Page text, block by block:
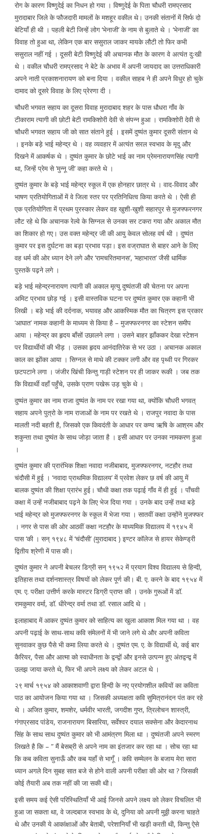
रोग के कारण विष्णुदेई का निधन हो गया । विष्णुदेई के पिता चौधरी रामप्रसाद
मुरादाबार जिले के फौजदारी मामलों के मशहूर वकील थे। उनकी संतानों में सिर्फ दो
बेटियाँ ही थी । पहली बेटी जिन्हें लोग ‘भेनाजी’ के नाम से बुलाते थे । ‘भेनाजी’ का
विवाह तो हुआ था, लेकिन एक बार ससुराल जाकर मायके लौटी तो फिर कभी
ससुराल नहीं गई । दूसरी बेटी विष्णुदेई की अचानक मौत के कारण वे अत्यंत दुःखी
थे । वकील चौधरी रामप्रसाद ने बेटे के अभाव में अपनी जायदाद का उत्तराधिकारी
अपने नाती प्रकाशनारायण को बना दिया । वकील साहब ने ही अपने विधुर हो चुके
दामाद को दूसरे विवाह के लिए प्रेरणा दी ।
चौधरी भगवत सहाय का दूसरा विवाह मुरादाबाद शहर के पास धौधरा गाँव के
टीकाराम त्यागी की छोटी बेटी रामकिशोरी देवी से संपन्न हुआ । रामकिशोरी देवी से
चौधरी भगवत सहाय जी को सात संताने हुई । इसमें दुष्यंत कुमार दूसरी संतान थे
। इनके बड़े भाई महेन्द्र थे । वह व्यवहार में अत्यंत सरल स्वभाव के मृदु और
दिखने में आकर्षक थे । दुष्यंत कुमार के छोटे भाई का नाम प्रेमनारायणसिंह त्यागी
था, जिन्हें प्रेम से ‘मुन्नू जी’ कहा करते थे ।
दुष्यंत कुमार के बड़े भाई महेन्द्र स्कूल में एक होनहार छात्र थे । वाद-विवाद और
भाषण प्रतियोगिताओं में वे जिला स्तर पर प्रतिनिधित्व किया करते थे । ऐसी ही
एक प्रतियोगिता में प्रथम पुरस्कार लेकर वह खुशी-खुशी सहारपुर से मुजफ्फरनगर
लौट रहे थे कि अचानक रेल्वे के सिग्नल से उनका सर टकरा गया और अकाल मौत
का शिकार हो गए। उस वक्त महेन्द्र जी की आयु केवल सोलह वर्ष थी । दुष्यंत
कुमार पर इस दुर्घटना का बड़ा प्रभाव पड़ा। इस वज्राघात से बाहर आने के लिए
वह धर्म की ओर ध्यान देने लगे और ‘रामचरितमानस’, ‘महाभारत’ जैसी धार्मिक
पुस्तकें पढ़ने लगे ।
बड़े भाई महेन्द्रनारायण त्यागी की अकाल मृत्यु दुष्यंतजी की चेतना पर अपना
अमिट प्रभाव छोड़ गई । इसी वास्तविक घटना पर दुष्यंत कुमार एक कहानी भी
लिखी । बड़े भाई की दर्दनाक, भयावह और आकस्मिक मौत का चित्रण इस प्रकार
‘आघात’ नामक कहानी के माध्यम से किया है – मुजफ्फरनगर का स्टेशन समीप
आया । महेन्द्र का हृदय बाँसों उछालने लगा । उसने बाहर झाँककर देखा स्टेशन
पर विद्यार्थीयों की भीड़ । उसका हृदय आनंदातिरेक से भर उठा । अचानक अकाल
काल का झोंका आया । सिग्नल से माथे की टक्कर लगी और वह पृथ्वी पर गिरकर
छटपटाने लगा । जंजीर खिंची किन्तु गाड़ी स्टेशन पर ही जाकर रूकी । जब तक
कि विद्यार्थी वहाँ पहुँचे, उसके प्राण पखेरू उड़ चुके थे ।
दुष्यंत कुमार का नाम राजा दुष्यंत के नाम पर रखा गया था, क्योंकि चौधरी भगवत्
सहाय अपने पुत्रो के नाम राजाओं के नाम पर रखते थे । राजपुर नवादा के पास
मालती नदी बहती है, जिसको एक किवदंती के आधार पर कण्व ऋषि के आश्रम और
शकुन्ता तथा दुष्यंत के साथ जोड़ा जाता है । इसी आधार पर उनका नामकरण हुआ
।
दुष्यंत कुमार की प्रारंभिक शिक्षा नवादा नजीबाबाद, मुजफ्फरनगर, नटहौर तथा
चंदौसी में हुई । ‘नवादा प्राथमिक विद्यालय’ में प्रवेश लेकर छ वर्ष की आयु में
बालक दुष्यंत की शिक्षा प्रारंभ हुई। चौथी कक्षा तक पढ़ाई गाँव में ही हुई । पाँचवी
कक्षा में उन्हें नजीबाबाद पढ़ने के लिए भेज दिया गया । उनके बाद उन्हें तथा बड़े
भाई महेन्द्र को मुजफ्फरनगर के स्कूल में भेजा गया । सातवीं कक्षा उन्होंने मुजफ्फर
। नगर से पास की ओर आठवीं कक्षा नटहौर के माध्यमिक विद्यालय में १९४५ में
पास ‘की । सन् १९४८ में ‘चंदौसी’ (मुरादाबाद ) इण्टर कॉलेज से हायर सेकेण्ड्री
द्वितीय श्रेणी में पास की।
दुष्यंत कुमार ने अपनी बेचलर डिग्री सन् १९५२ में प्रयाग विश्व विद्यालय से हिन्दी,
इतिहास तथा दर्शनशास्त्र विषयों को लेकर पूर्ण की। बी. ए. करने के बाद १९५४ में
एम. ए. परीक्षा उत्तीर्ण करके मास्टर डिग्री प्राप्त की । उनके गुरूओं में डॉ.
रामकुमार वर्मा, डॉ. धीरेन्द्र वर्मा तथा डॉ. रसाल आदि थे ।
इलाहाबाद में आकर दुष्यंत कुमार को साहित्य का खुला आकाश मिल गया था । वह
अपनी पढ़ाई के साथ-साथ कवि संमेलनों में भी जाने लगे थे और अपनी कविता
सुनवाकर कुछ पैसे भी कमा लिया करते थे । दुष्यंत एम. ए. के विद्यार्थी थे, कई बार
कैरियर, पैसा और आत्मा को स्वाधीनता के द्वन्द्वों और इनसे उत्पन्न हुए अंतद्वन्द्व में
उलझ जाया करते थे, फिर भी अपने लक्ष्य को लेकर अटल थे ।
२९ मार्च १९५४ को आकाशवाणी द्वारा हिन्दी के नए प्रयोगशील कवियों का कविता
पाठ का आयोजन किया गया था । जिसकी अध्यक्षता कवि सुमित्रानंदन पंत कर रहे
थे । अजित कुमार, शमशेर, धर्मवीर भारती, जगदीश गुप्त, त्रिलोचन शास्त्री,
गंगाप्रसाद पांडेय, राजनारायण बिसारिया, सर्वेश्वर दयाल सक्सेना और केदारनाथ
सिंह के साथ साथ दुष्यंत कुमार को भी आमंत्रण मिला था । दुष्यंतजी अपने स्मरण
लिखते है कि – ” मैं बेसब्री से अपने नाम का इंतजार कर रहा था । सोच रहा था
कि कब कविता सुनाऊँ और कब यहाँ से भागूँ । कवि सम्मेलन के बजाय मेरा सारा
ध्यान अगले दिन सुबह सात बजे से होने वाली अपनी परीक्षा की ओर था ? जिसकी
कोई तैयारी अब तक नहीं की जा सकी थी।
इसी समय कई ऐसी परिस्थितियाँ भी आई जिनसे अपने लक्ष्य को लेकर विचलित भी
हुआ जा सकता था, वे जल्दबाज स्वभाव के थे, दुनिया को अपनी मुठ्ठी करना चाहते
थे और उनकी ये आकांक्षाओं और बेताबी, परेशानियाँ भी खड़ी करती थी, किन्तु ऐसे